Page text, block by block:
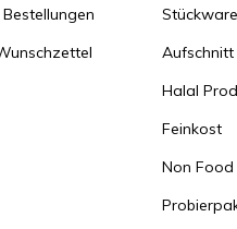
Bestellungen
Stückware
Aufschnitt
Halal
Feinkost
Non Food